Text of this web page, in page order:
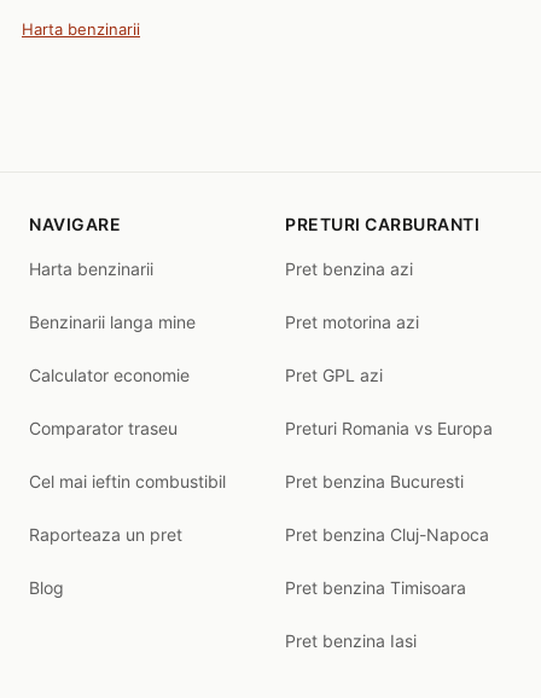
Harta benzinarii
NAVIGARE
Harta benzinarii
Benzinarii langa mine
Calculator economie
Comparator traseu
Cel mai ieftin combustibil
Raporteaza un pret
Blog
PRETURI CARBURANTI
Pret benzina azi
Pret motorina azi
Pret GPL azi
Preturi Romania vs Europa
Pret benzina Bucuresti
Pret benzina Cluj-Napoca
Pret benzina Timisoara
Pret benzina Iasi